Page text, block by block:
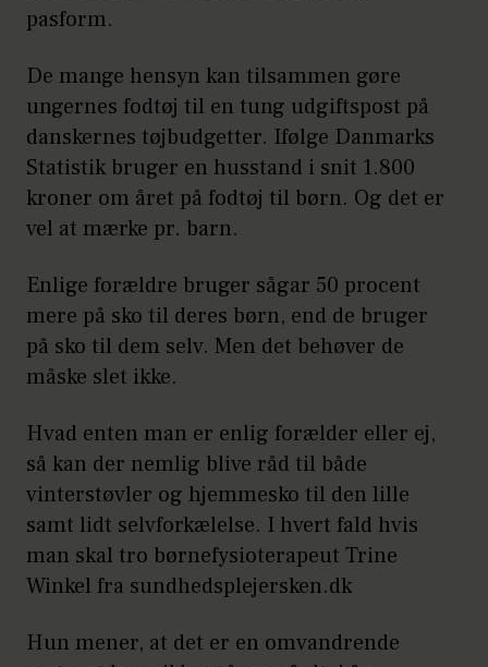
pasform.
De mange hensyn kan tilsammen gøre
ungernes fodtøj til en tung udgiftspost på
danskernes tøjbudgetter. Ifølge Danmarks
Statistik bruger en husstand i snit 1.800
kroner om året på fodtøj til børn. Og det er
vel at mærke pr. barn.
Enlige forældre bruger sågar 50 procent
mere på sko til deres børn, end de bruger
på sko til dem selv. Men det behøver de
måske slet ikke.
Hvad enten man er enlig forælder eller ej,
så kan der nemlig blive råd til både
vinterstøvler og hjemmesko til den lille
samt lidt selvforkælelse. I hvert fald hvis
man skal tro børnefysioterapeut Trine
Winkel fra sundhedsplejersken.dk
Hun mener, at det er en omvandrende